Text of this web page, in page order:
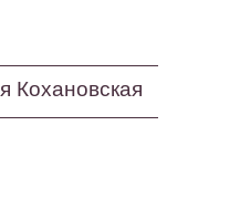
Кохановская